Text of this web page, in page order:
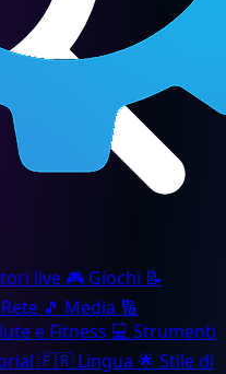
live 🎮 Giochi 📝
Rete 🎵 Media 🔢
e Fitness 💻Strumenti
🇫🇷 Lingua 🌟 Stile di